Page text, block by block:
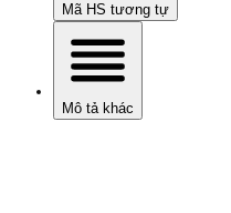
Mã HS tương tự
Mô tả khác